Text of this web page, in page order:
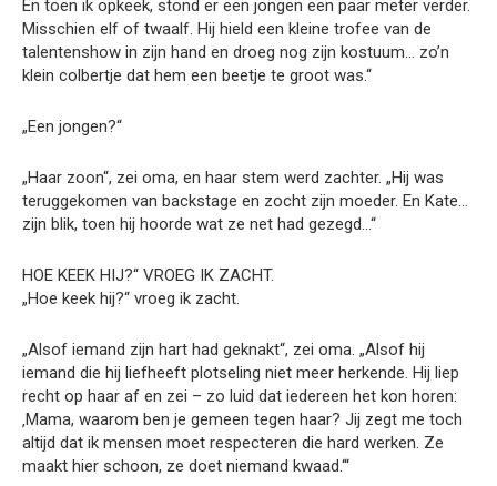
En toen ik opkeek, stond er een jongen een paar meter verder.
Misschien elf of twaalf. Hij hield een kleine trofee van de
talentenshow in zijn hand en droeg nog zijn kostuum… zo’n
klein colbertje dat hem een beetje te groot was.“
„Een jongen?“
„Haar zoon“, zei oma, en haar stem werd zachter. „Hij was
teruggekomen van backstage en zocht zijn moeder. En Kate…
zijn blik, toen hij hoorde wat ze net had gezegd…“
HOE KEEK HIJ?“ VROEG IK ZACHT.
„Hoe keek hij?“ vroeg ik zacht.
„Alsof iemand zijn hart had geknakt“, zei oma. „Alsof hij
iemand die hij liefheeft plotseling niet meer herkende. Hij liep
recht op haar af en zei – zo luid dat iedereen het kon horen:
‚Mama, waarom ben je gemeen tegen haar? Jij zegt me toch
altijd dat ik mensen moet respecteren die hard werken. Ze
maakt hier schoon, ze doet niemand kwaad.‘“